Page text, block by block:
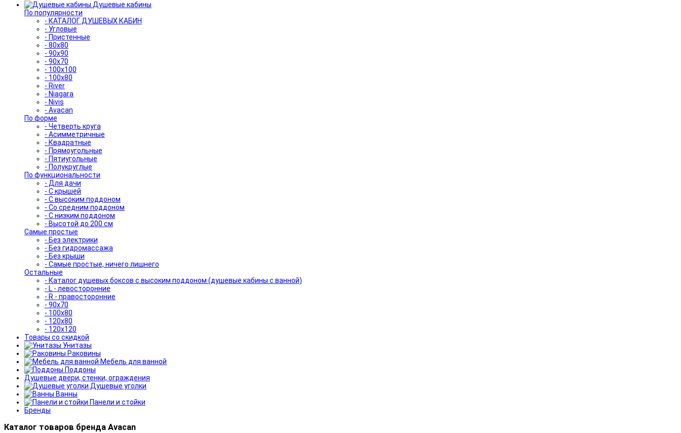
Душевые кабины
По популярности
- КАТАЛОГ ДУШЕВЫХ КАБИН
- Угловые
- Пристенные
- 80x80
- 90x90
- 90x70
- 100x100
- 100x80
- River
- Niagara
- Nivis
- Avacan
По форме
- Четверть круга
- Асимметричные
- Квадратные
- Прямоугольные
- Пятиугольные
- Полукруглые
По функциональности
- Для дачи
- С крышей
- С высоким поддоном
- Со средним поддоном
- С низким поддоном
- Высотой до 200 см
Самые простые
- Без электрики
- Без гидромассажа
- Без крыши
- Самые простые, ничего лишнего
Остальные
- Каталог душевых боксов с высоким поддоном (душевые кабины с ванной)
- L - левосторонние
- R - правосторонние
- 90x70
- 100x80
- 120x80
- 120x120
Товары со скидкой
Унитазы
Раковины
Мебель для ванной
Поддоны
Душевые двери, стенки, ограждения
Душевые уголки
Ванны
Панели и стойки
Бренды
Каталог товаров бренда Avacan